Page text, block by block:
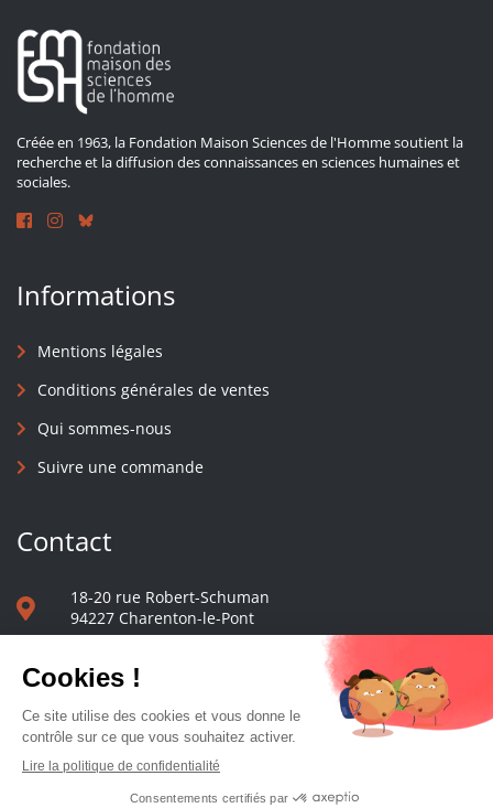
Créée en 1963, la Fondation Maison Sciences de l'Homme soutient la
recherche et la diffusion des connaissances en sciences humaines et
sociales.
Informations
Mentions légales
Conditions générales de ventes
Qui sommes-nous
Suivre une commande
Contact
18-20 rue Robert-Schuman
94227 Charenton-le-Pont